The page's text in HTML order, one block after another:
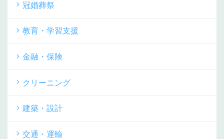
冠婚葬祭
教育・学習支援
金融・保険
クリーニング
建築・設計
交通・運輸